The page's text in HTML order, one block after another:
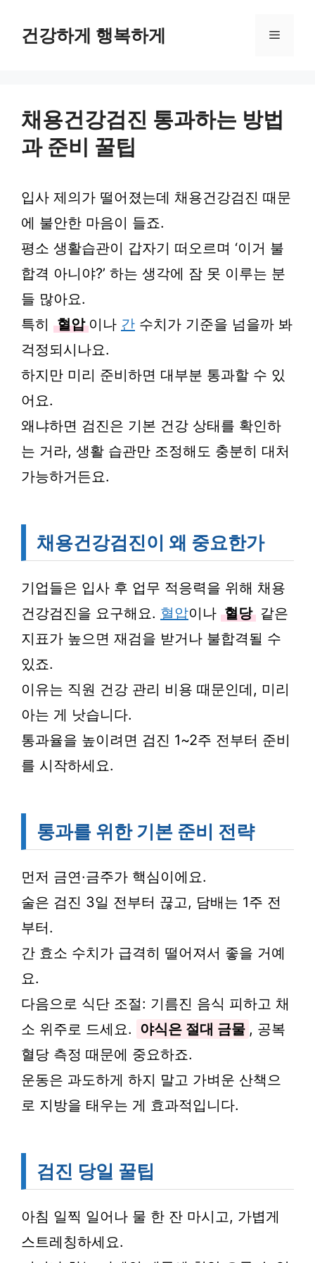
건강하게 행복하게 메
채용건강검진 통과하는 방법
과 준비 꿀팁
입사 제의가 떨어졌는데 채용건강검진 때문
에 불안한 마음이 들죠.
평소 생활습관이 갑자기 떠오르며 ‘이거 불
합격 아니야?’ 하는 생각에 잠 못 이루는 분
들 많아요.
특히 혈압 이나 간 수치가 기준을 넘을까 봐
걱정되시나요.
하지만 미리 준비하면 대부분 통과할 수 있
어요.
왜냐하면 검진은 기본 건강 상태를 확인하
는 거라, 생활 습관만 조정해도 충분히 대처
가능하거든요.
채용건강검진이 왜 중요한가
기업들은 입사 후 업무 적응력을 위해 채용
건강검진을 요구해요. 혈압이나 혈당 같은
지표가 높으면 재검을 받거나 불합격될 수
있죠.
이유는 직원 건강 관리 비용 때문인데, 미리
아는 게 낫습니다.
통과율을 높이려면 검진 1~2주 전부터 준비
를 시작하세요.
통과를 위한 기본 준비 전략
먼저 금연·금주가 핵심이에요.
술은 검진 3일 전부터 끊고, 담배는 1주 전
부터.
간 효소 수치가 급격히 떨어져서 좋을 거예
요.
다음으로 식단 조절: 기름진 음식 피하고 채
소 위주로 드세요. 야식은 절대 금물 , 공복
혈당 측정 때문에 중요하죠.
운동은 과도하게 하지 말고 가벼운 산책으
로 지방을 태우는 게 효과적입니다.
검진 당일 꿀팁
아침 일찍 일어나 물 한 잔 마시고, 가볍게
스트레칭하세요.